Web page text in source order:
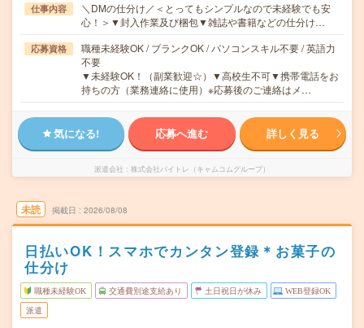
仕事内容
＼DMの仕分け／＜とってもシンプルなので未経験でも安
心！＞▼封入作業及び梱包▼雑誌や書籍などの仕分け…
応募資格
職種未経験OK / ブランクOK / パソコンスキル不要 / 英語力
不要
▼未経験OK！（副業歓迎☆）▼高校生不可▼携帯電話をお
持ちの方（業務連絡に使用）※応募後のご連絡はメ…
気になる! 応募へ進む 詳しく見る
派遣会社 株式会社バイトレ（キャムコムグループ）
未読 掲載日 2026/08/08
日払いOK！スマホでカンタン登録＊お菓子の
仕分け
職種未経験OK 交通費別途支給あり 土日祝日が休み WEB登録OK
派遣